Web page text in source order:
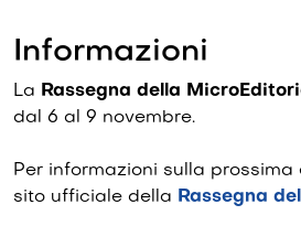
Informazioni
La Rassegna della
dal 6 al 9 novembre.
Per informazioni sulla prossima
sito ufficiale della Rassegna